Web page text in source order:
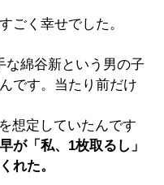
ごく幸せでした。
な綿谷新という男の子
です。当たり前だけ
想定していたんです
が「私、1枚取るし」
れた。